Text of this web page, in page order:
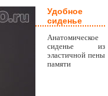
Удобное
сиденье
Анатомическое
сиденье из
эластичной пены
памяти